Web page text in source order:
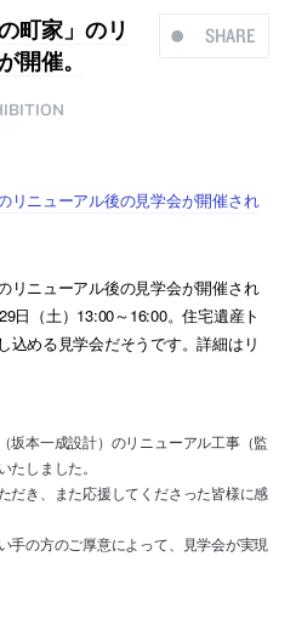
SHARE
町家」のリ
開催。
リニューアル後の見学会が開催され
リニューアル後の見学会が開催され
日（土）13:00～16:00。住宅遺産ト
込める見学会だそうです。詳細はリ
坂本一成設計）のリニューアル工事（監
たしました。
だき、また応援してくださった皆様に感
手の方のご厚意によって、見学会が実現